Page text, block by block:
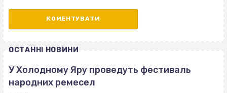
ОСТАННІ НОВИНИ
У Холодному Яру проведуть фестиваль
народних ремесел